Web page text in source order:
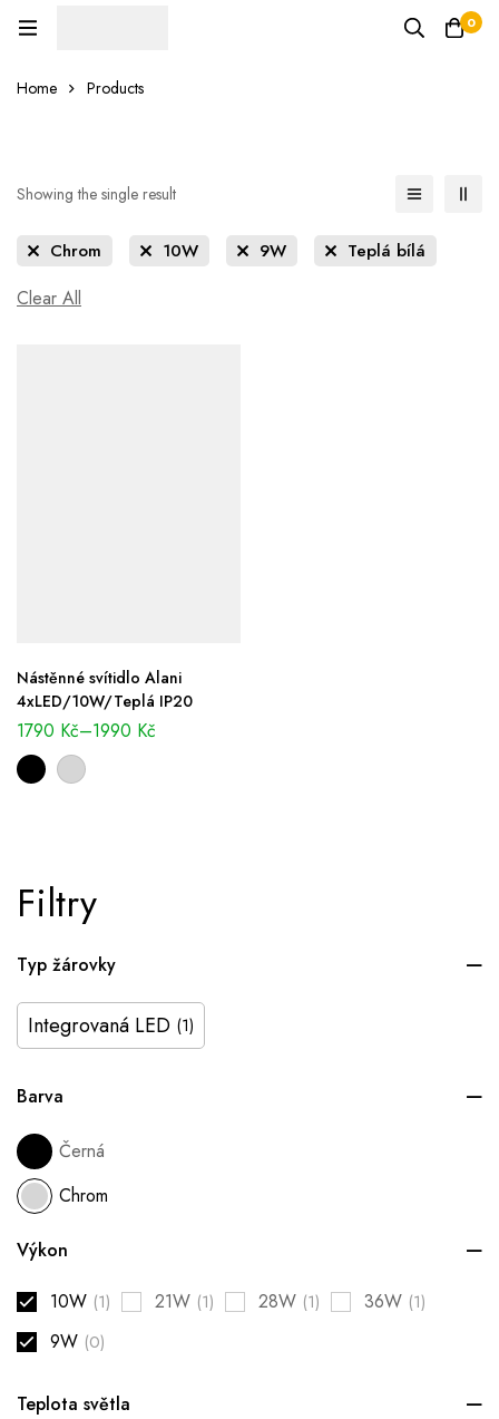
0
Home Products
Filtry
Typ žárovky
Integrovaná LED (1)
Barva
Černá
Chrom
Výkon
10W (1) 21W (1) 28W (1) 36W (1)
9W (0)
Teplota světla
Showing the single result
Chrom 10W 9W Teplá bílá
Clear All
Nástěnné svítidlo Alani
4xLED/10W/Teplá IP20
1790 Kč–1990 Kč